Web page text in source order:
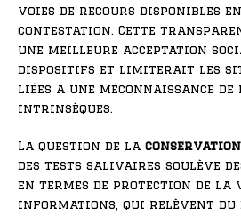
voies de recours disponibles en
contestation. Cette
une meilleure acceptation
dispositifs et limiterait les
liées à une méconnaissance
intrinsèques.
La question de la conservation
des tests salivaires soulève
en termes de protection de la
informations, qui relèvent du